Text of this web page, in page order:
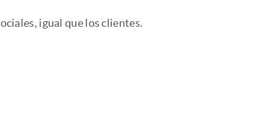
igual que los clientes.